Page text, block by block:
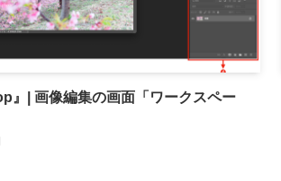
』| 画像編集の画面「ワークスペー